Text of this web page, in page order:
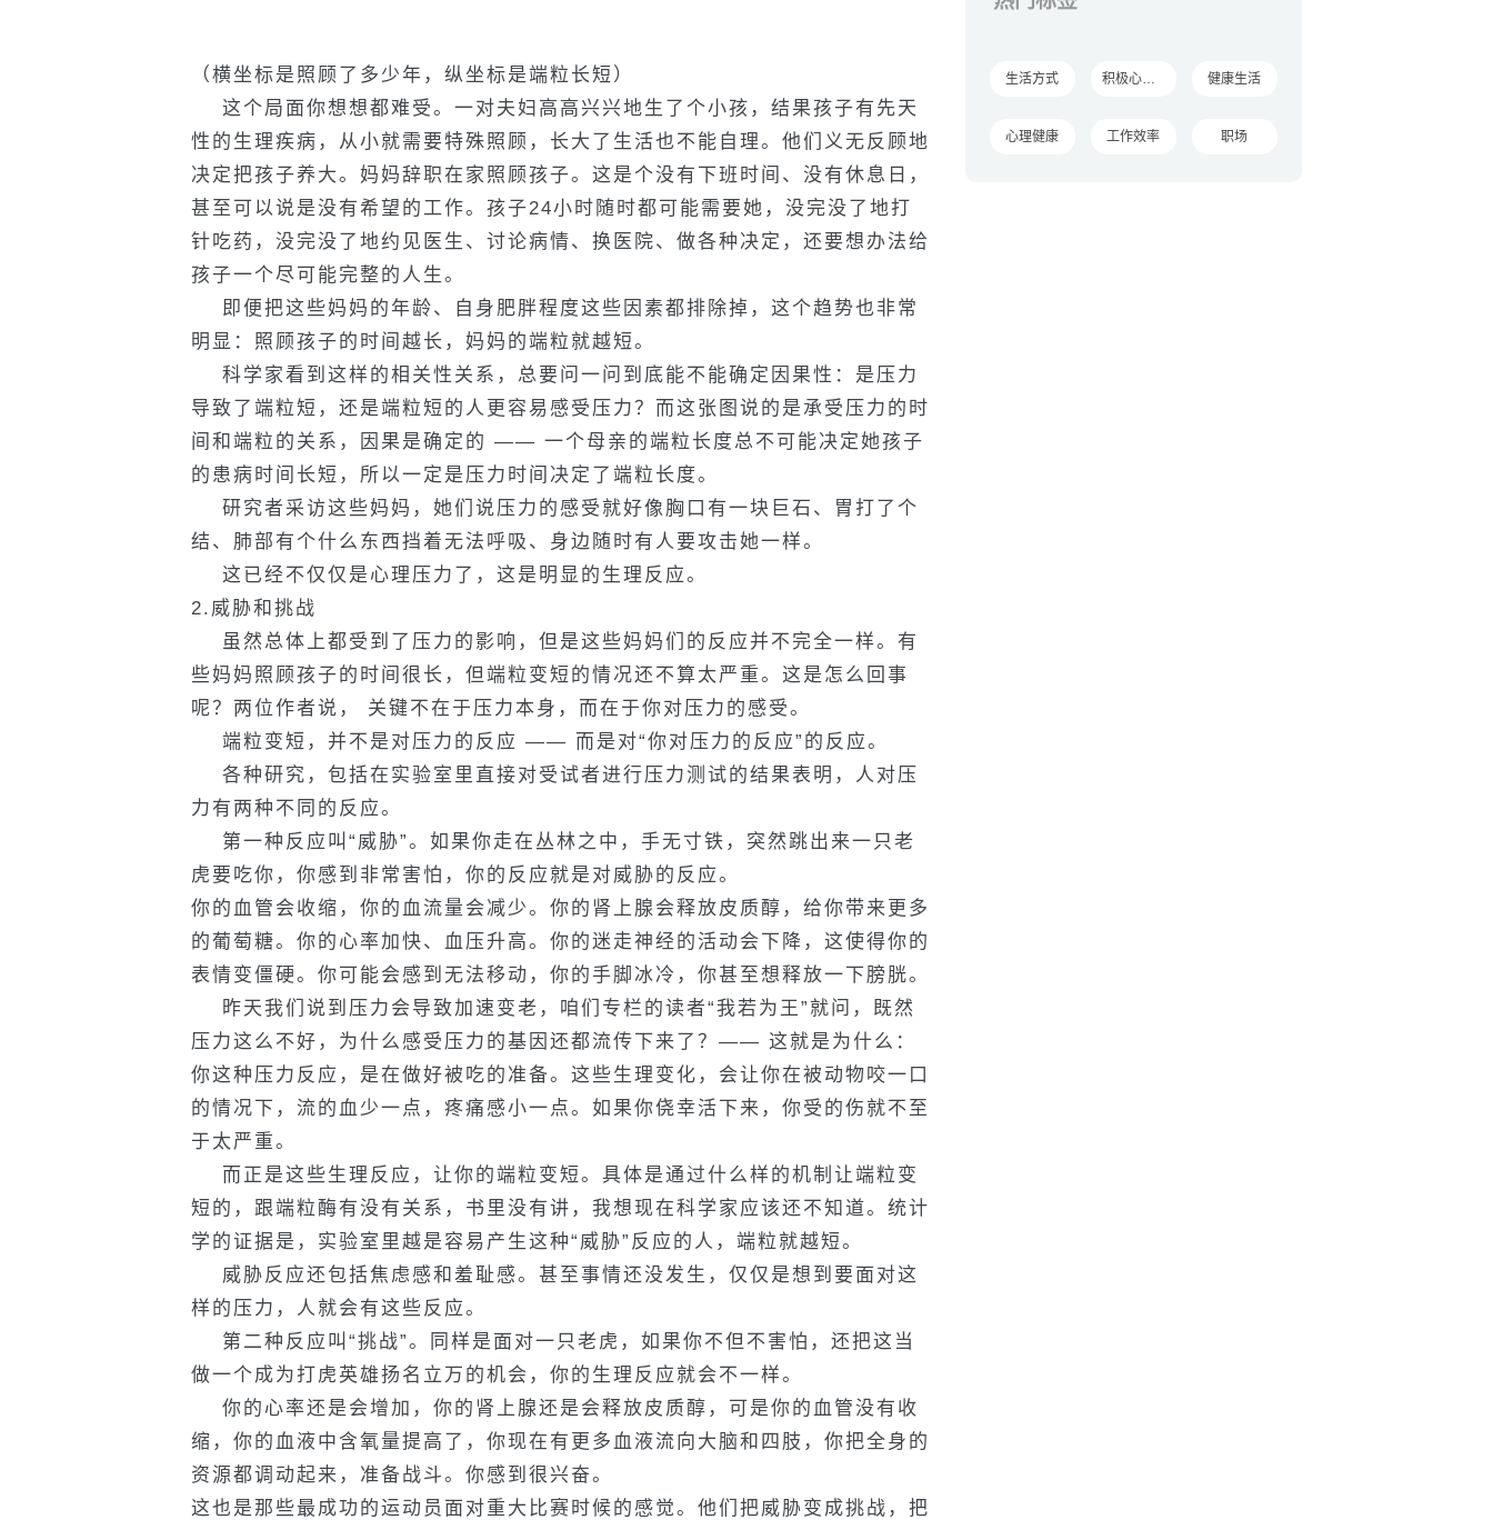
（横坐标是照顾了多少年，纵坐标是端粒长短）
这个局面你想想都难受。一对夫妇高高兴兴地生了个小孩，结果孩子有先天
性的生理疾病，从小就需要特殊照顾，长大了生活也不能自理。他们义无反顾地
决定把孩子养大。妈妈辞职在家照顾孩子。这是个没有下班时间、没有休息日，
甚至可以说是没有希望的工作。孩子24小时随时都可能需要她，没完没了地打
针吃药，没完没了地约见医生、讨论病情、换医院、做各种决定，还要想办法给
孩子一个尽可能完整的人生。
即便把这些妈妈的年龄、自身肥胖程度这些因素都排除掉，这个趋势也非常
明显：照顾孩子的时间越长，妈妈的端粒就越短。
科学家看到这样的相关性关系，总要问一问到底能不能确定因果性：是压力
导致了端粒短，还是端粒短的人更容易感受压力？而这张图说的是承受压力的时
间和端粒的关系，因果是确定的 —— 一个母亲的端粒长度总不可能决定她孩子
的患病时间长短，所以一定是压力时间决定了端粒长度。
研究者采访这些妈妈，她们说压力的感受就好像胸口有一块巨石、胃打了个
结、肺部有个什么东西挡着无法呼吸、身边随时有人要攻击她一样。
这已经不仅仅是心理压力了，这是明显的生理反应。
2.威胁和挑战
虽然总体上都受到了压力的影响，但是这些妈妈们的反应并不完全一样。有
些妈妈照顾孩子的时间很长，但端粒变短的情况还不算太严重。这是怎么回事
呢？两位作者说， 关键不在于压力本身，而在于你对压力的感受。
端粒变短，并不是对压力的反应 —— 而是对“你对压力的反应”的反应。
各种研究，包括在实验室里直接对受试者进行压力测试的结果表明，人对压
力有两种不同的反应。
第一种反应叫“威胁”。如果你走在丛林之中，手无寸铁，突然跳出来一只老
虎要吃你，你感到非常害怕，你的反应就是对威胁的反应。
你的血管会收缩，你的血流量会减少。你的肾上腺会释放皮质醇，给你带来更多
的葡萄糖。你的心率加快、血压升高。你的迷走神经的活动会下降，这使得你的
表情变僵硬。你可能会感到无法移动，你的手脚冰冷，你甚至想释放一下膀胱。
昨天我们说到压力会导致加速变老，咱们专栏的读者“我若为王”就问，既然
压力这么不好，为什么感受压力的基因还都流传下来了？—— 这就是为什么：
你这种压力反应，是在做好被吃的准备。这些生理变化，会让你在被动物咬一口
的情况下，流的血少一点，疼痛感小一点。如果你侥幸活下来，你受的伤就不至
于太严重。
而正是这些生理反应，让你的端粒变短。具体是通过什么样的机制让端粒变
短的，跟端粒酶有没有关系，书里没有讲，我想现在科学家应该还不知道。统计
学的证据是，实验室里越是容易产生这种“威胁”反应的人，端粒就越短。
威胁反应还包括焦虑感和羞耻感。甚至事情还没发生，仅仅是想到要面对这
样的压力，人就会有这些反应。
第二种反应叫“挑战”。同样是面对一只老虎，如果你不但不害怕，还把这当
做一个成为打虎英雄扬名立万的机会，你的生理反应就会不一样。
你的心率还是会增加，你的肾上腺还是会释放皮质醇，可是你的血管没有收
缩，你的血液中含氧量提高了，你现在有更多血液流向大脑和四肢，你把全身的
资源都调动起来，准备战斗。你感到很兴奋。
这也是那些最成功的运动员面对重大比赛时候的感觉。他们把威胁变成挑战，把
生活方式 积极心理学 健康生活
心理健康 工作效率 职场